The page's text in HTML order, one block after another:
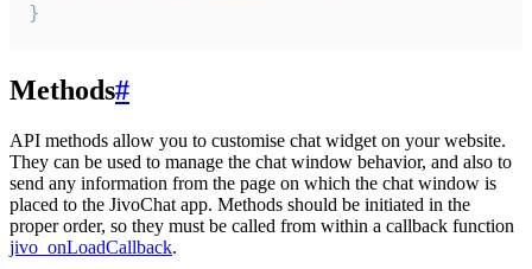
}
Methods#
API methods allow you to customise chat widget on your website.
They can be used to manage the chat window behavior, and also to
send any information from the page on which the chat window is
placed to the JivoChat app. Methods should be initiated in the
proper order, so they must be called from within a callback function
jivo_onLoadCallback.